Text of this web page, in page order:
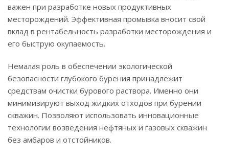
важен при разработке новых продуктивных
месторождений. Эффективная промывка вносит свой
вклад в рентабельность разработки месторождения и
его быструю окупаемость.
Немалая роль в обеспечении экологической
безопасности глубокого бурения принадлежит
средствам очистки бурового раствора. Именно они
минимизируют выход жидких отходов при бурении
скважин. Позволяют использовать инновационные
технологии возведения нефтяных и газовых скважин
без амбаров и отстойников.